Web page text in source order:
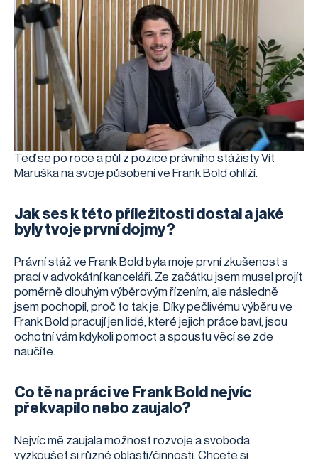
Teď se po roce a půl z pozice právního stážisty Vít
Maruška na svoje působení ve Frank Bold ohlíží.
Jak ses k této příležitosti dostal a jaké
byly tvoje první dojmy?
Právní stáž ve Frank Bold byla moje první zkušenost s
prací v advokátní kanceláři. Ze začátku jsem musel projít
poměrně dlouhým výběrovým řízením, ale následně
jsem pochopil, proč to tak je. Díky pečlivému výběru ve
Frank Bold pracují jen lidé, které jejich práce baví, jsou
ochotní vám kdykoli pomoct a spoustu věcí se zde
naučíte.
Co tě na práci ve Frank Bold nejvíc
překvapilo nebo zaujalo?
Nejvíc mě zaujala možnost rozvoje a svoboda
vyzkoušet si různé oblasti/činnosti. Chcete si